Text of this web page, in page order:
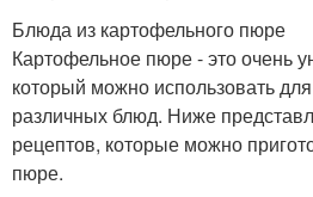
Блюда из картофельного пюре
Картофельное пюре - это очень
который можно использовать
различных блюд. Ниже
рецептов, которые можно
пюре.